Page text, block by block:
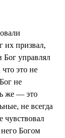
их призвал,
Бог управлял
это не
не
же — это
не всегда
чувствовал
Богом